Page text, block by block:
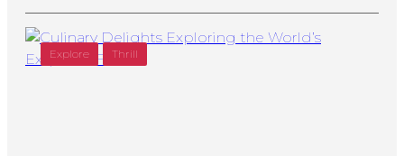
Explore Thrill